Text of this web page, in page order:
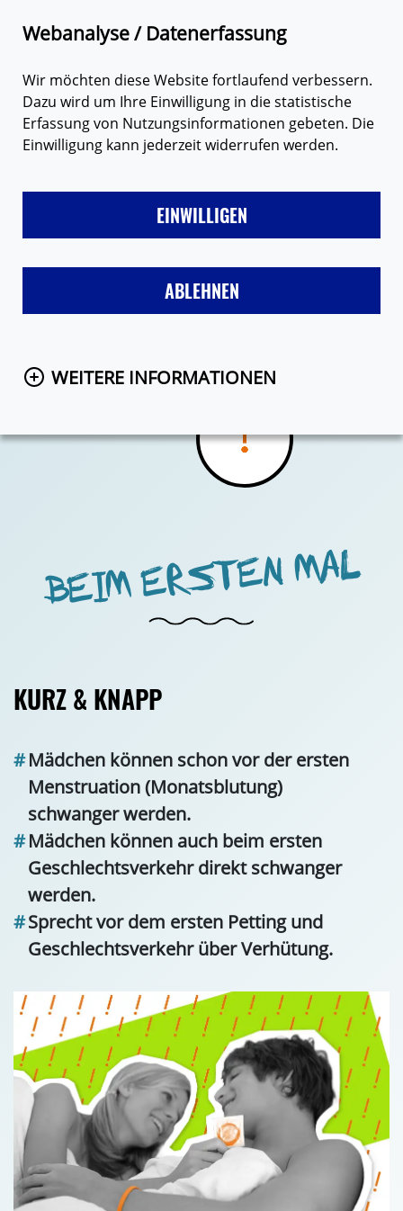
Webanalyse / Datenerfassung
Wir möchten diese Website fortlaufend verbessern.
Dazu wird um Ihre Einwilligung in die statistische
Erfassung von Nutzungsinformationen gebeten. Die
Einwilligung kann jederzeit widerrufen werden.
EINWILLIGEN
ABLEHNEN
WEITERE INFORMATIONEN
LIEBE FREUNDE & FAMILIE SEX VERHÜTUNG
Fruchtbarkeit
Beim ersten Mal
BEIM ERSTEN MAL
KURZ & KNAPP
Mädchen können schon vor der ersten
Menstruation (Monatsblutung)
schwanger werden.
Mädchen können auch beim ersten
Geschlechtsverkehr direkt schwanger
werden.
Sprecht vor dem ersten Petting und
Geschlechtsverkehr über Verhütung.